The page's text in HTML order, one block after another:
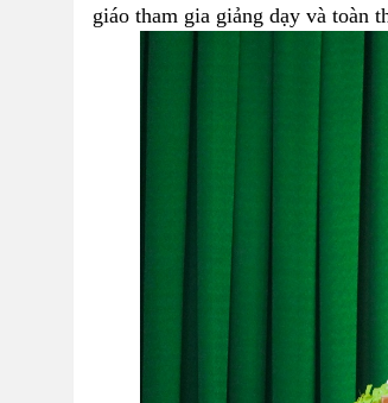
giáo tham gia giảng dạy và toàn